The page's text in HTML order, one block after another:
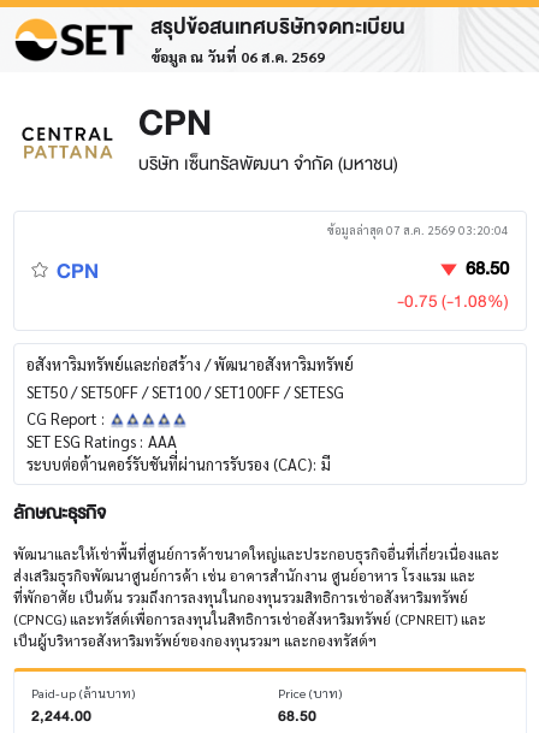
สรุปข้อสนเทศบริษัทจดทะเบียน
ข้อมูล ณ วันที่ 06 ส.ค. 2569
CPN
บริษัท เซ็นทรัลพัฒนา จำกัด (มหาชน)
ข้อมูลล่าสุด 07 ส.ค. 2569 03:20:04
CPN 68.50
-0.75 (-1.08%)
อสังหาริมทรัพย์และก่อสร้าง / พัฒนาอสังหาริมทรัพย์
SET50 / SET50FF / SET100 / SET100FF / SETESG
CG Report :
SET ESG Ratings : AAA
ระบบต่อต้านคอร์รับชันที่ผ่านการรับรอง (CAC): มี
ลักษณะธุรกิจ
พัฒนาและให้เช่าพื้นที่ศูนย์การค้าขนาดใหญ่และประกอบธุรกิจอื่นที่เกี่ยวเนื่องและ
ส่งเสริมธุรกิจพัฒนาศูนย์การค้า เช่น อาคารสำนักงาน ศูนย์อาหาร โรงแรม และ
ที่พักอาศัย เป็นต้น รวมถึงการลงทุนในกองทุนรวมสิทธิการเช่าอสังหาริมทรัพย์
(CPNCG) และทรัสต์เพื่อการลงทุนในสิทธิการเช่าอสังหาริมทรัพย์ (CPNREIT) และ
เป็นผู้บริหารอสังหาริมทรัพย์ของกองทุนรวมฯ และกองทรัสต์ฯ
Paid-up (ล้านบาท)
2,244.00
Price (บาท)
68.50